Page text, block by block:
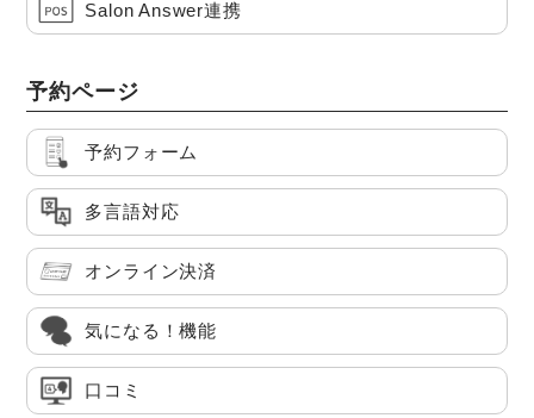
Salon Answer連携
予約ページ
予約フォーム
多言語対応
オンライン決済
気になる！機能
口コミ